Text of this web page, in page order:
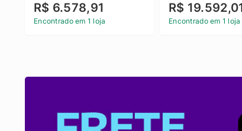
R$ 6.578,91
Encontrado em 1 loja
R$
Encontrado em 1 loja